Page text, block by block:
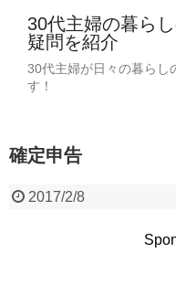
30代主婦の暮ら
疑問を紹介
30代主婦が日々の暮らし
す！
確定申告
2017/2/8